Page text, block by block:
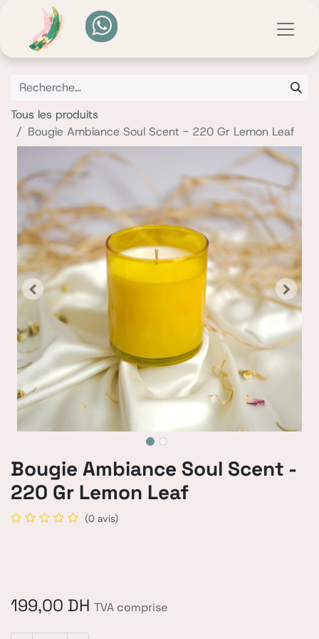
Tous les produits
Bougie Ambiance Soul Scent - 220 Gr Lemon Leaf
Bougie Ambiance Soul Scent -
220 Gr Lemon Leaf
(0 avis)
199,00 DH TVA comprise